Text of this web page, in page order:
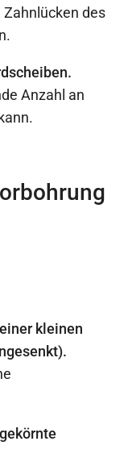
des
Anzahl an
kleinen